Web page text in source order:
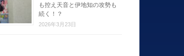
も控え天音と伊地知の攻勢も
続く！？
2026年3月23日